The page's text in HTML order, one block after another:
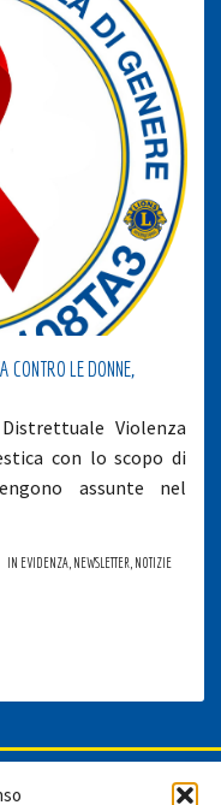
CONTRO LE DONNE,
Violenza
con lo scopo di
assunte nel
IN EVIDENZA NEWSLETTER NOTIZIE